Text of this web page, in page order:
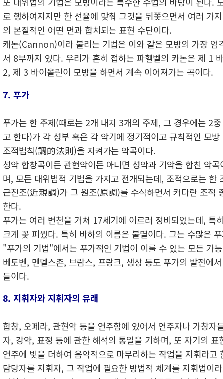
로 행하여지지만 한 선율에 맞춰 그것을 뒤쫓으면서 여러 가
의 본질적인 어떤 면과 합치되는 표현 수단이다.
캐논(Cannon)이라 불리는 기법은 이와 같은 모방의 가장 엄
서 8부까지 있다. 우리가 흔히 접하는 파헬벨의 카논은 제 1
2, 제 3 바이올린이 모방을 하면서 계속 이어져가는 곡이다.
7. 푸가
푸가는 한 주제(때로는 2개 내지 3개의 주제, 그 경우에는 2
고 한다)가 각 성부 혹은 각 악기에 정기적이고 규칙적인 모
조적법칙(調的法則)을 지켜가는 악곡이다.
성악 합창곡이든 관현악이든 아니면 성악과 기악을 합친 악
며, 모든 대위법적 기법을 가지고 전개되는데, 조적으로는 한
근친조(近親調)가 그 원조(原調)를 수식하면서 커다란 조적
한다.
푸가는 여러 변천을 거쳐 17세기에 이르러 정비되었는데, 특
크게 꽃 피웠다. 특히 바하의 이름은 불멸이다. 그는 수많은
"푸가의 기법"에서는 푸가적인 기법이 이룰 수 있는 모든 가
베토벤, 멘델스존, 브람스, 프랑크, 생상 등도 푸가의 발전에
들이다.
8. 지휘자와 지휘자의 유래
합창, 오페라, 관현악 등을 연주함에 있어서 연주자나 가창자
자, 강약, 표정 등에 관한 해석의 통일을 기하며, 또 자기의 표
연주에 빛을 더하여 음악적으로 마무리하는 작업을 지휘라고
담당자를 지휘자, 그 작업에 필요한 방법적 체계를 지휘법이